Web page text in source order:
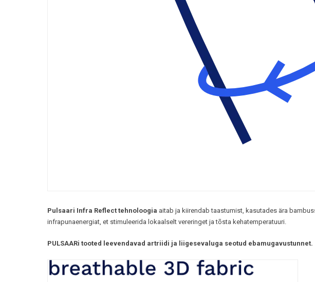
Pulsaari Infra Reflect tehnoloogia aitab ja kiirendab taastumist, kasutades ära
infrapunaenergiat, et stimuleerida lokaalselt vereringet ja tõsta kehatemperatuuri.
PULSAARi tooted leevendavad artriidi ja liigesevaluga seotud ebamugavustunnet.